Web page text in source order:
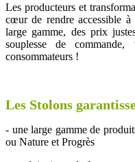
Les producteurs et
cœur de rendre accessible
large gamme, des prix
souplesse de
consommateurs !
Les Stolons
- une large gamme de
ou Nature et Progrès